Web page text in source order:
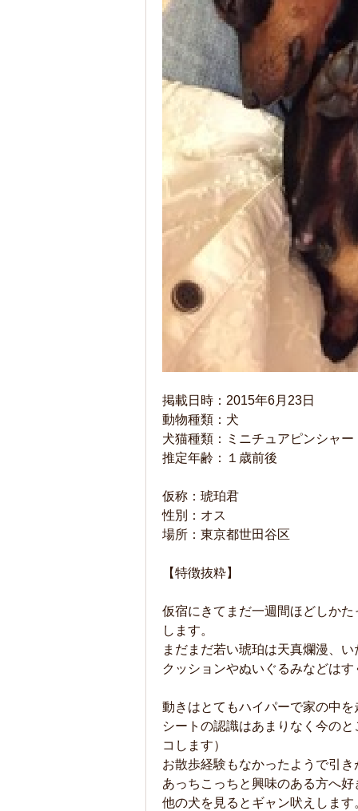
掲載日時：2015年6月23日
動物種類：犬
犬猫種類：ミニチュアピンシャー
推定年齢：１歳前後
仮称：琥珀君
性別：オス
場所：東京都世田谷区
【特徴抜粋】
仮宿にきてまだ一週間ほどしか
します。
まだまだ若い琥珀は天真爛漫、
クッションやぬいぐるみなどは
動きはとてもハイパーで家の中
シートの認識はあまりなく今の
コします）
お散歩経験もなかったようで引
あっちこっちと興味のある方へ
他の犬を見るとギャン吠えします